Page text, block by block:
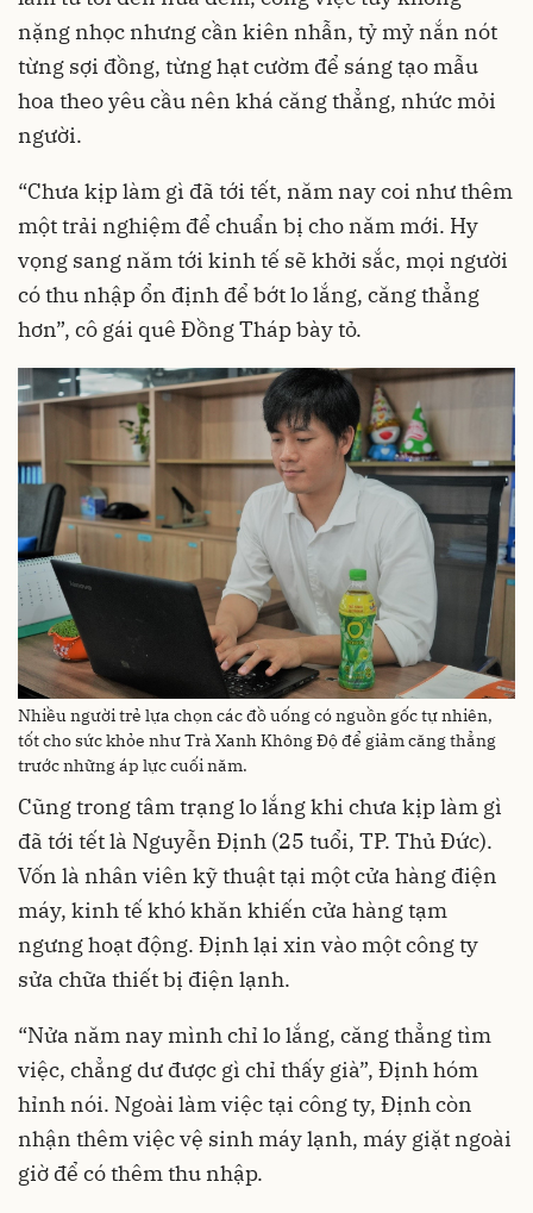
nặng nhọc nhưng cần kiên nhẫn, tỷ mỷ nắn nót
từng sợi đồng, từng hạt cườm để sáng tạo mẫu
hoa theo yêu cầu nên khá căng thẳng, nhức mỏi
người.
“Chưa kịp làm gì đã tới tết, năm nay coi như thêm
một trải nghiệm để chuẩn bị cho năm mới. Hy
vọng sang năm tới kinh tế sẽ khởi sắc, mọi người
có thu nhập ổn định để bớt lo lắng, căng thẳng
hơn”, cô gái quê Đồng Tháp bày tỏ.
Nhiều người trẻ lựa chọn các đồ uống có nguồn gốc tự nhiên,
tốt cho sức khỏe như Trà Xanh Không Độ để giảm căng thẳng
trước những áp lực cuối năm.
Cũng trong tâm trạng lo lắng khi chưa kịp làm gì
đã tới tết là Nguyễn Định (25 tuổi, TP. Thủ Đức).
Vốn là nhân viên kỹ thuật tại một cửa hàng điện
máy, kinh tế khó khăn khiến cửa hàng tạm
ngưng hoạt động. Định lại xin vào một công ty
sửa chữa thiết bị điện lạnh.
“Nửa năm nay mình chỉ lo lắng, căng thẳng tìm
việc, chẳng dư được gì chỉ thấy già”, Định hóm
hỉnh nói. Ngoài làm việc tại công ty, Định còn
nhận thêm việc vệ sinh máy lạnh, máy giặt ngoài
giờ để có thêm thu nhập.